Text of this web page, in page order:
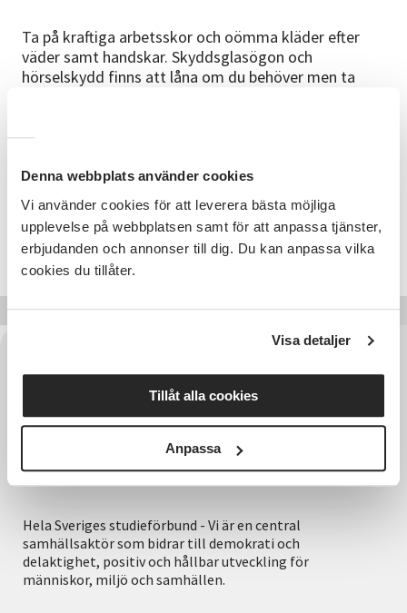
Denna webbplats använder cookies
Vi använder cookies för att leverera bästa möjliga
upplevelse på webbplatsen samt för att anpassa tjänster,
erbjudanden och annonser till dig. Du kan anpassa vilka
cookies du tillåter.
Visa detaljer
Tillåt alla cookies
Anpassa
Ta på kraftiga arbetsskor och oömma kläder efter
väder samt handskar. Skyddsglasögon och
hörselskydd finns att låna om du behöver men ta
I samarbete med Gusums hembygdsförening.
Se aktuella kurser nedan eller tryckHÄR
Hela Sveriges studieförbund - Vi är en central
samhällsaktör som bidrar till demokrati och
delaktighet, positiv och hållbar utveckling för
människor, miljö och samhällen.